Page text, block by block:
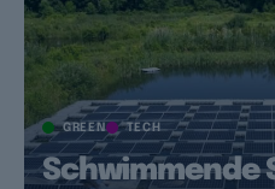
GREEN TECH
Schwimmende